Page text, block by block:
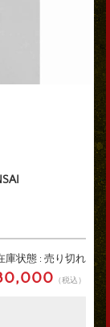
庫状態 : 売り切れ
（税込）